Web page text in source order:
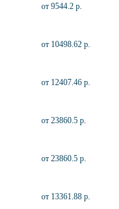
от 9544.2 р.
от 10498.62 р.
от 12407.46 р.
от 23860.5 р.
от 23860.5 р.
от 13361.88 р.